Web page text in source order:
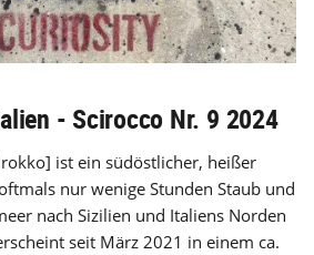
- Scirocco Nr. 9 2024
ist ein südöstlicher, heißer
nur wenige Stunden Staub und
nach Sizilien und Italiens Norden
seit März 2021 in einem ca.